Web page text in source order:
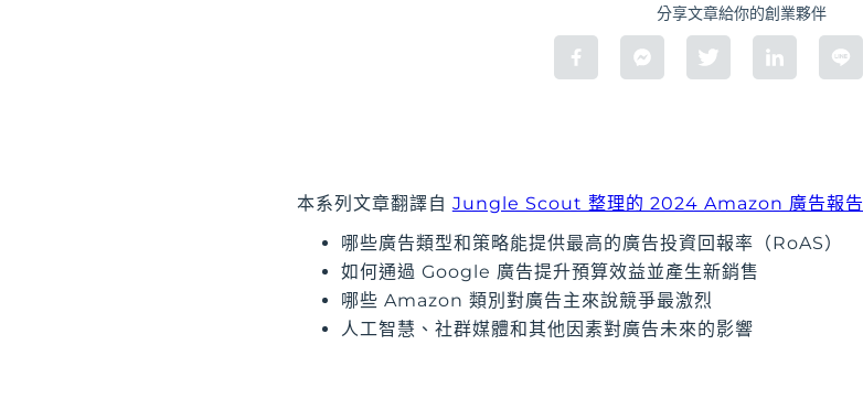
分享文章給你的創業夥伴
本系列文章翻譯自 Jungle Scout 整理的 2024 Amazon 廣告報告
哪些廣告類型和策略能提供最高的廣告投資回報率（RoAS）
如何通過 Google 廣告提升預算效益並產生新銷售
哪些 Amazon 類別對廣告主來說競爭最激烈
人工智慧、社群媒體和其他因素對廣告未來的影響